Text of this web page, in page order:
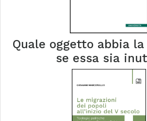
Quale oggetto abbia
se essa sia